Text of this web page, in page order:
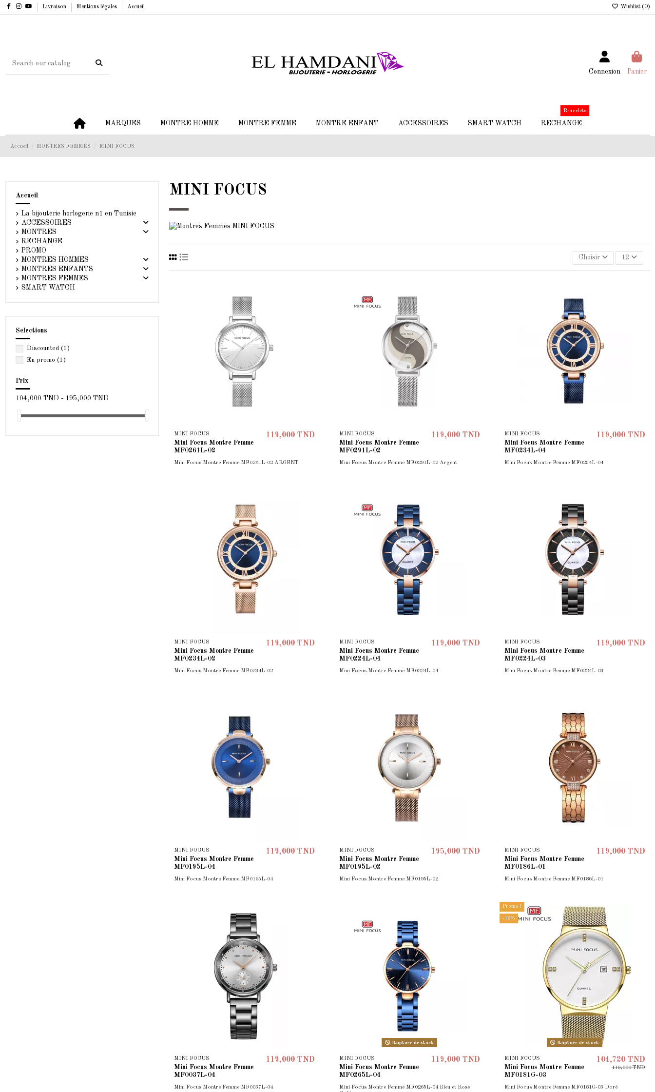
Livraison Mentions légales Accueil Wishlist (0)
Connexion Panier
MARQUES MONTRE HOMME MONTRE FEMME MONTRE ENFANT ACCESSOIRES SMART WATCH RECHANGE
Bracelets
Accueil MONTRES FEMMES MINI FOCUS
MINI FOCUS
Choisir 12
MINI FOCUS
Mini Focus Montre Femme
MF0261L-02
119,000 TND
Mini Focus Montre Femme MF0261L-02 ARGENT
MINI FOCUS
Mini Focus Montre Femme
MF0291L-02
119,000 TND
Mini Focus Montre Femme MF0291L-02 Argent
MINI FOCUS
Mini Focus Montre Femme
MF0234L-04
119,000 TND
Mini Focus Montre Femme MF0234L-04
MINI FOCUS
Mini Focus Montre Femme
MF0234L-02
119,000 TND
Mini Focus Montre Femme MF0234L-02
MINI FOCUS
Mini Focus Montre Femme
MF0224L-04
119,000 TND
Mini Focus Montre Femme MF0224L-04
MINI FOCUS
Mini Focus Montre Femme
MF0224L-03
119,000 TND
Mini Focus Montre Femme MF0224L-03
MINI FOCUS
Mini Focus Montre Femme
MF0195L-04
119,000 TND
Mini Focus Montre Femme MF0195L-04
MINI FOCUS
Mini Focus Montre Femme
MF0195L-02
195,000 TND
Mini Focus Montre Femme MF0195L-02
MINI FOCUS
Mini Focus Montre Femme
MF0186L-01
119,000 TND
Mini Focus Montre Femme MF0186L-01
MINI FOCUS
Mini Focus Montre Femme
MF0037L-04
119,000 TND
Mini Focus Montre Femme MF0037L-04
Rupture de stock
MINI FOCUS
Mini Focus Montre Femme
MF0265L-04
119,000 TND
Mini Focus Montre Femme MF0265L-04 Bleu et Rose
Promo !
-12%
Rupture de stock
MINI FOCUS
Mini Focus Montre Femme
MF0181G-03
104,720 TND
119,000 TND
Mini Focus Montre Femme MF0181G-03 Doré
Accueil
La bijouterie horlogerie n1 en Tunisie
ACCESSOIRES
MONTRES
RECHANGE
PROMO
MONTRES HOMMES
MONTRES ENFANTS
MONTRES FEMMES
SMART WATCH
Selections
Discounted (1)
En promo (1)
Prix
104,000 TND - 195,000 TND